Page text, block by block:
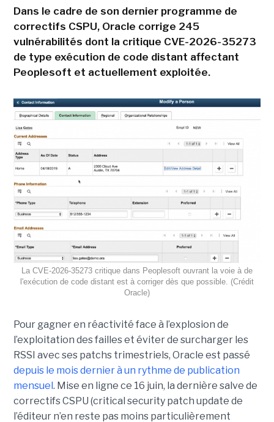
Dans le cadre de son dernier programme de
correctifs CSPU, Oracle corrige 245
vulnérabilités dont la critique CVE-2026-35273
de type exécution de code distant affectant
Peoplesoft et actuellement exploitée.
La CVE-2026-35273 critique dans Peoplesoft ouvrant la voie à de
l'exécution de code distant est à corriger dès que possible. (Crédit
Oracle)
Pour gagner en réactivité face à l’explosion de
l’exploitation des failles et éviter de surcharger les
RSSI avec ses patchs trimestriels, Oracle est passé
depuis le mois dernier à un rythme de publication
mensuel . Mise en ligne ce 16 juin, la dernière salve de
correctifs CSPU (critical security patch update de
l’éditeur n’en reste pas moins particulièrement